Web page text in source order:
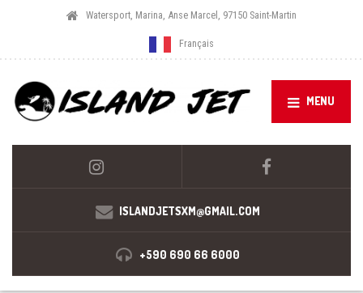
Watersport, Marina, Anse Marcel, 97150 Saint-Martin
Français
MENU
ISLANDJETSXM@GMAIL.COM
+590 690 66 6000